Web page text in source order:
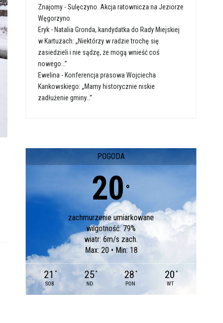
Znajomy -Sulęczyno. Akcja ratownicza na Jeziorze
Węgorzyno
Eryk - Natalia Gronda, kandydatka do Rady Miejskiej
w Kartuzach: „Niektórzy w radzie trochę się
zasiedzieli i nie sądzę, że mogą wnieść coś
nowego…”
Ewelina - Konferencja prasowa Wojciecha
Kankowskiego: „Mamy historycznie niskie
zadłużenie gminy…”
POGODA
20 °
zachmurzenie umiarkowane
wilgotność: 79%
wiatr: 6m/s zach.
Max: 20 • Min: 18
21 °
SOB
25 °
ND
28 °
PON
20 °
WT